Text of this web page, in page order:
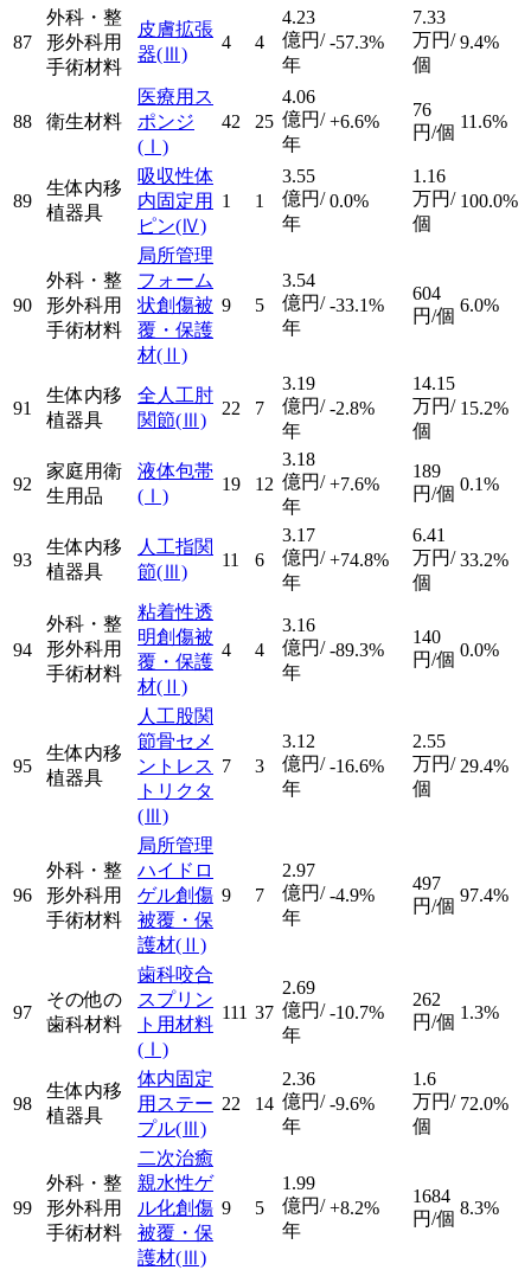
87
外科・整
形外科用
手術材料
皮膚拡張
器(Ⅲ)
4 4
4.23
億円/
年
-57.3%
7.33
万円/
個
9.4%
88 衛生材料
医療用ス
ポンジ
(Ⅰ)
42 25
4.06
億円/
年
+6.6%
76
円/個
11.6%
89
生体内移
植器具
吸収性体
内固定用
ピン(Ⅳ)
1 1
3.55
億円/
年
0.0%
1.16
万円/
個
100.0%
90
外科・整
形外科用
手術材料
局所管理
フォーム
状創傷被
覆・保護
材(Ⅱ)
9 5
3.54
億円/
年
-33.1%
604
円/個
6.0%
91
生体内移
植器具
全人工肘
関節(Ⅲ)
22 7
3.19
億円/
年
-2.8%
14.15
万円/
個
15.2%
92
家庭用衛
生用品
液体包帯
(Ⅰ)
19 12
3.18
億円/
年
+7.6%
189
円/個 0.1%
93
生体内移
植器具
人工指関
節(Ⅲ)
11 6
3.17
億円/
年
+74.8%
6.41
万円/
個
33.2%
94
外科・整
形外科用
手術材料
粘着性透
明創傷被
覆・保護
材(Ⅱ)
4 4
3.16
億円/
年
-89.3%
140
円/個 0.0%
95
生体内移
植器具
人工股関
節骨セメ
ントレス
トリクタ
(Ⅲ)
7 3
3.12
億円/
年
-16.6%
2.55
万円/
個
29.4%
96
外科・整
形外科用
手術材料
局所管理
ハイドロ
ゲル創傷
被覆・保
護材(Ⅱ)
9 7
2.97
億円/
年
-4.9%
497
円/個
97.4%
97
その他の
歯科材料
歯科咬合
スプリン
ト用材料
(Ⅰ)
111 37
2.69
億円/
年
-10.7%
262
円/個 1.3%
98
生体内移
植器具
体内固定
用ステー
プル(Ⅲ)
22 14
2.36
億円/
年
-9.6%
1.6
万円/
個
72.0%
99
外科・整
形外科用
手術材料
二次治癒
親水性ゲ
ル化創傷
被覆・保
護材(Ⅲ)
9 5
1.99
億円/
年
+8.2%
1684
円/個
8.3%